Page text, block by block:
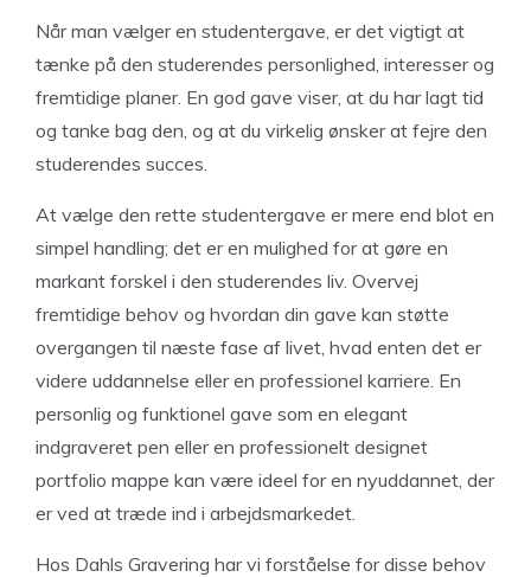
Når man vælger en studentergave, er det vigtigt at
tænke på den studerendes personlighed, interesser og
fremtidige planer. En god gave viser, at du har lagt tid
og tanke bag den, og at du virkelig ønsker at fejre den
studerendes succes.
At vælge den rette studentergave er mere end blot en
simpel handling; det er en mulighed for at gøre en
markant forskel i den studerendes liv. Overvej
fremtidige behov og hvordan din gave kan støtte
overgangen til næste fase af livet, hvad enten det er
videre uddannelse eller en professionel karriere. En
personlig og funktionel gave som en elegant
indgraveret pen eller en professionelt designet
portfolio mappe kan være ideel for en nyuddannet, der
er ved at træde ind i arbejdsmarkedet.
Hos Dahls Gravering har vi forståelse for disse behov